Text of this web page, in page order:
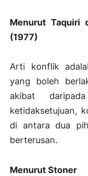
Menurut Taquiri
(1977)
Arti konflik
yang boleh
akibat
ketidaksetujuan,
di antara dua
berterusan.
Menurut Stoner